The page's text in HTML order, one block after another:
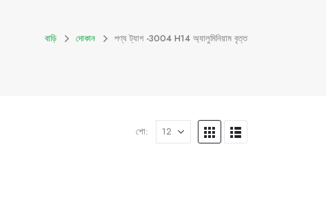
বাড়ি দোকান পণ্য ট্যাগ -3004 H14 অ্যালুমিনিয়াম বৃত্ত
শো: